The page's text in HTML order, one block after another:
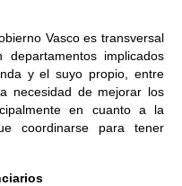
Vasco es transversal
implicados
y el suyo propio, entre
necesidad de mejorar los
en cuanto a la
coordinarse para tener